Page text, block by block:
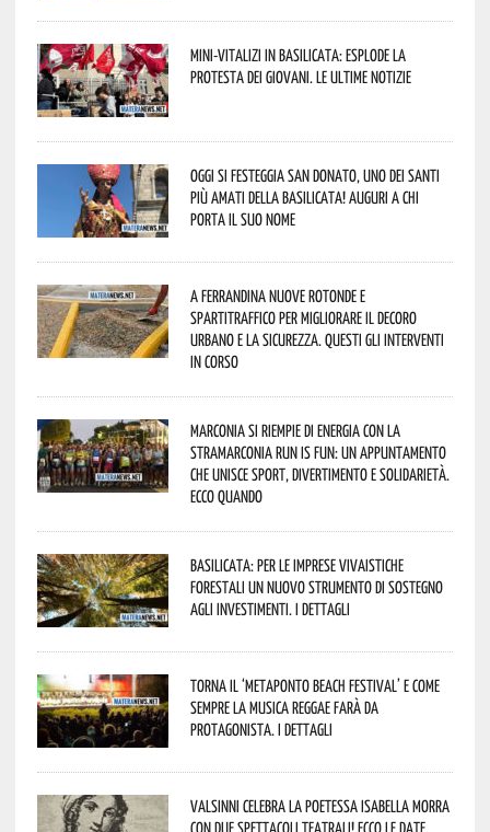
Mini-vitalizi in Basilicata: esplode la
protesta dei giovani. Le ultime notizie
Oggi si festeggia San Donato, uno dei Santi
più amati della Basilicata! Auguri a chi
porta il suo nome
A Ferrandina nuove rotonde e
spartitraffico per migliorare il decoro
urbano e la sicurezza. Questi gli interventi
in corso
Marconia si riempie di energia con la
StraMarconia Run is Fun: un appuntamento
che unisce sport, divertimento e solidarietà.
Ecco quando
Basilicata: per le imprese vivaistiche
forestali un nuovo strumento di sostegno
agli investimenti. I dettagli
Torna il ‘Metaponto beach festival’ e come
sempre la musica reggae farà da
protagonista. I dettagli
Valsinni celebra la poetessa Isabella Morra
con due spettacoli teatrali! Ecco le date